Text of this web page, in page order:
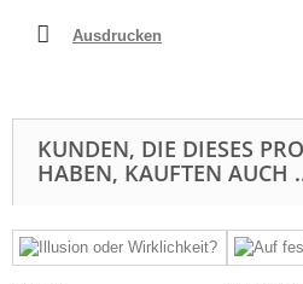
Ausdrucken
KUNDEN, DIE DIESES
HABEN, KAUFTEN AUCH